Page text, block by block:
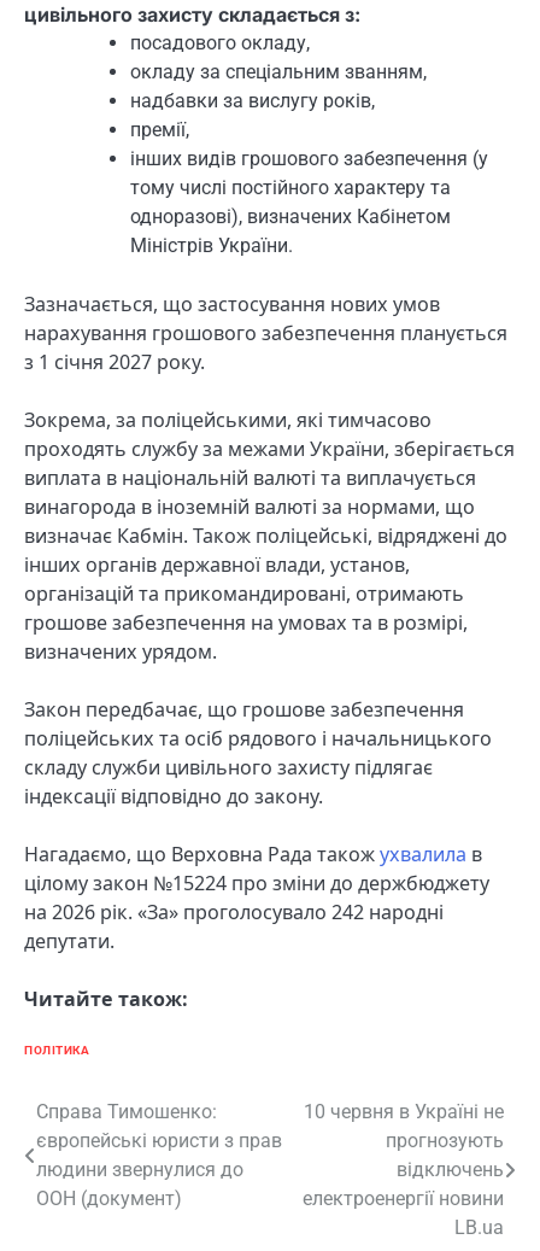
цивільного захисту складається з:
посадового окладу,
окладу за спеціальним званням,
надбавки за вислугу років,
премії,
інших видів грошового забезпечення (у
тому числі постійного характеру та
одноразові), визначених Кабінетом
Міністрів України.
Зазначається, що застосування нових умов
нарахування грошового забезпечення планується
з 1 січня 2027 року.
Зокрема, за поліцейськими, які тимчасово
проходять службу за межами України, зберігається
виплата в національній валюті та виплачується
винагорода в іноземній валюті за нормами, що
визначає Кабмін. Також поліцейські, відряджені до
інших органів державної влади, установ,
організацій та прикомандировані, отримають
грошове забезпечення на умовах та в розмірі,
визначених урядом.
Закон передбачає, що грошове забезпечення
поліцейських та осіб рядового і начальницького
складу служби цивільного захисту підлягає
індексації відповідно до закону.
Нагадаємо, що Верховна Рада такожухвалила в
цілому закон №15224 про зміни до держбюджету
на 2026 рік. «За» проголосувало 242 народні
депутати.
Читайте також:
ПОЛІТИКА
Навігація
записів
Справа Тимошенко:
європейські юристи з прав
людини звернулися до
ООН (документ)
10 червня в Україні не
прогнозують
відключень
електроенергії новини
LB.ua